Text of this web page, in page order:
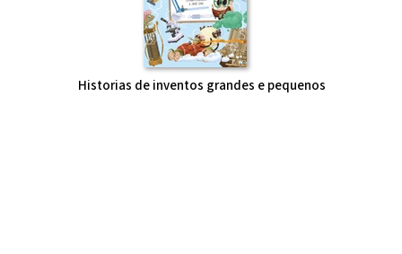
Historias de inventos grandes e pequenos